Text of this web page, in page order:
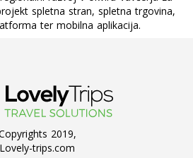
spletna stran, spletna trgovina,
ter mobilna aplikacija.
2019,
Lovely-trips.com